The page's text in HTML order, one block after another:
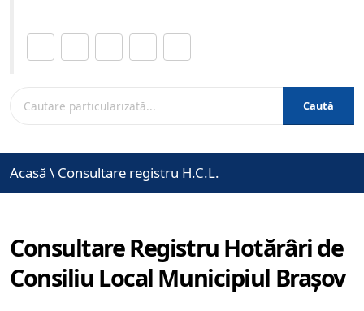
Caută
Acasă \ Consultare registru H.C.L.
Consultare Registru Hotărâri de
Consiliu Local Municipiul Brașov